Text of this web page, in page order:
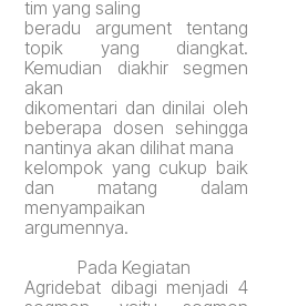
tim yang saling
beradu argument tentang
topik yang diangkat.
Kemudian diakhir segmen
akan
dikomentari dan dinilai oleh
beberapa dosen sehingga
nantinya akan dilihat mana
kelompok yang cukup baik
dan matang dalam
menyampaikan
argumennya.
Pada Kegiatan
Agridebat dibagi menjadi 4